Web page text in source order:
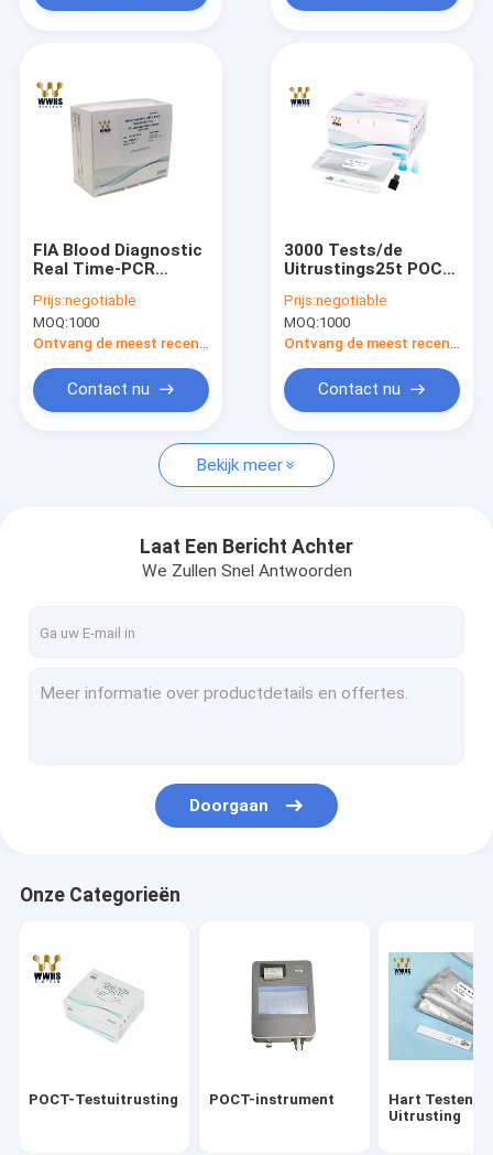
Ongeveer ons
Fabrieksreis
Verzoek om een Citaat
News
POCT-Testuitrusting
Hart Testende Uitrusting
Snelle de Testuitrusting van PCT
De Uitrusting van de vruchtbaarheidstest
Medische laboratoriumverbruiksgoederen
Het Middel van het virusvervoer
FIA Blood Diagnostic
Real Time-PCR
Fetoprotein Test Kit
Prijs:negotiable
MOQ:1000
Ontvang de meest recente Prijs
Contact nu
3000 Tests/de
Uitrustings25t POCT
Dagc Reactieve
Eiwittest
Prijs:negotiable
MOQ:1000
Ontvang de meest recente Prijs
Contact nu
Bekijk meer
Laat Een Bericht Achter
We Zullen Snel Antwoorden
Doorgaan
Onze Categorieën
POCT-Testuitrusting POCT-instrument
Hart Testende
Uitrusting